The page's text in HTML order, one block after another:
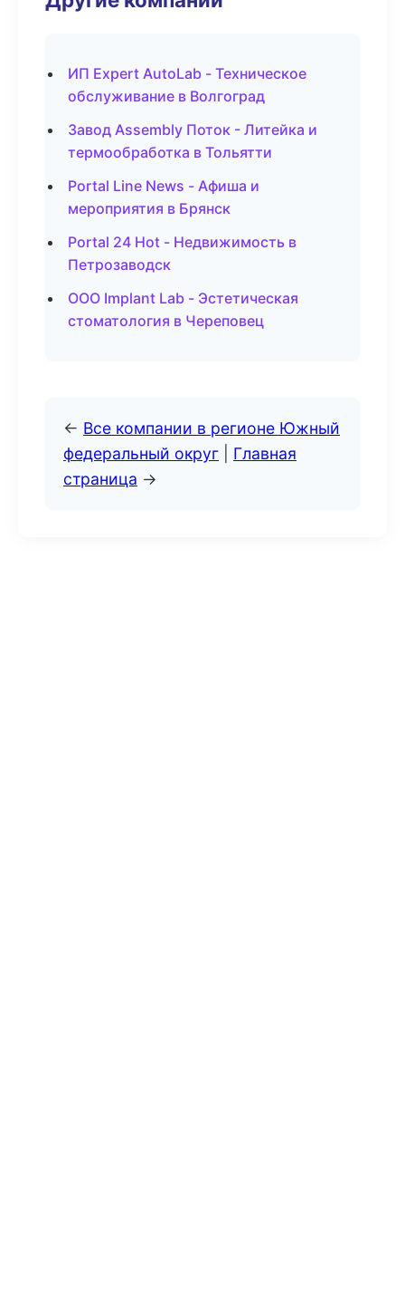
ИП Expert AutoLab - Техническое
обслуживание в Волгоград
Завод Assembly Поток - Литейка и
термообработка в Тольятти
Portal Line News - Афиша и
мероприятия в Брянск
Portal 24 Hot - Недвижимость в
Петрозаводск
ООО Implant Lab - Эстетическая
стоматология в Череповец
← Все компании в регионе Южный
федеральный округ
Главная
страница →